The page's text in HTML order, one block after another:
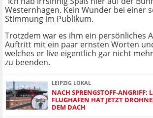
Westernhagen. Kein Wunder bei einer
Stimmung im Publikum.
Trotzdem war es ihm ein persönliches
Auftritt mit ein paar ernsten Worten
welches er live eigentlich gar nicht
zu beenden.
LEIPZIG LOKAL
NACH SPRENGSTOFF-ANGRIFF:
FLUGHAFEN HAT JETZT
DEM DACH